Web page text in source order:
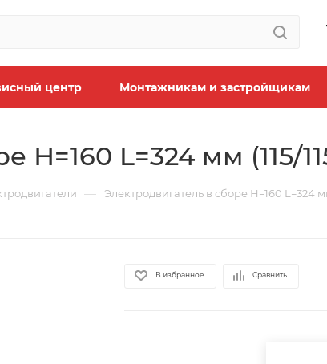
центр Монтажникам и застройщикам
Н=160 L=324 мм (115/
— Электродвигатель в сборе Н=160 L=324
В избранное Сравнить